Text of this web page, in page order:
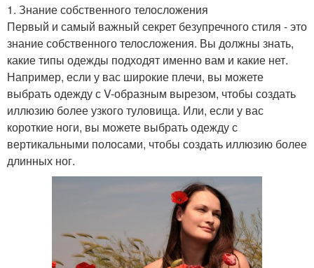
1. Знание собственного телосложения
Первый и самый важный секрет безупречного стиля - это
знание собственного телосложения. Вы должны знать,
какие типы одежды подходят именно вам и какие нет.
Например, если у вас широкие плечи, вы можете
выбрать одежду с V-образным вырезом, чтобы создать
иллюзию более узкого туловища. Или, если у вас
короткие ноги, вы можете выбрать одежду с
вертикальными полосами, чтобы создать иллюзию более
длинных ног.